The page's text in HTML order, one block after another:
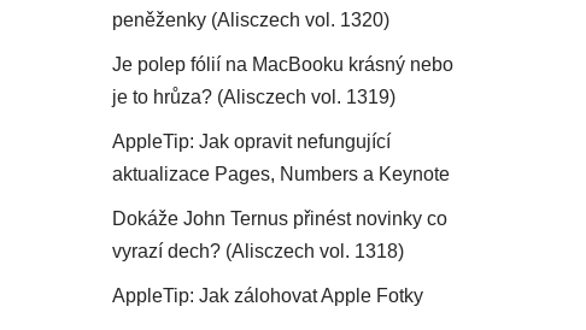
peněženky (Alisczech vol. 1320)
Je polep fólií na MacBooku krásný nebo
je to hrůza? (Alisczech vol. 1319)
AppleTip: Jak opravit nefungující
aktualizace Pages, Numbers a Keynote
Dokáže John Ternus přinést novinky co
vyrazí dech? (Alisczech vol. 1318)
AppleTip: Jak zálohovat Apple Fotky